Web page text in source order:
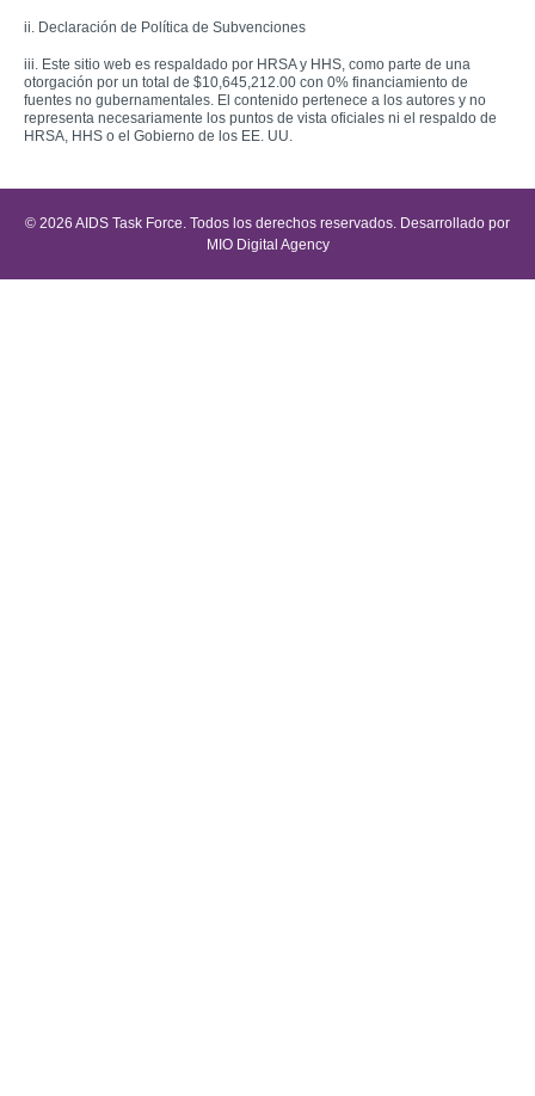
ii. Declaración de Política de Subvenciones
iii. Este sitio web es respaldado por HRSA y HHS, como parte de una
otorgación por un total de $10,645,212.00 con 0% financiamiento de
fuentes no gubernamentales. El contenido pertenece a los autores y no
representa necesariamente los puntos de vista oficiales ni el respaldo de
HRSA, HHS o el Gobierno de los EE. UU.
© 2026 AIDS Task Force. Todos los derechos reservados. Desarrollado por
MIO Digital Agency